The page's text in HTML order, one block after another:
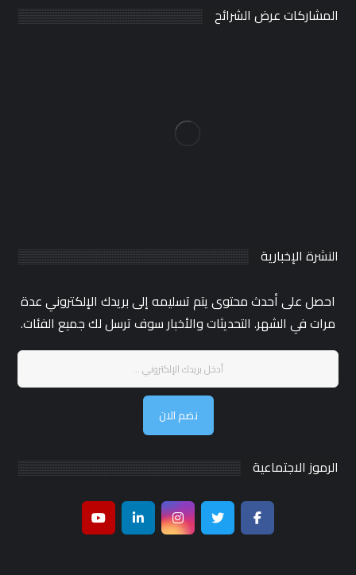
المشاركات عرض الشرائح
النشرة الإخبارية
احصل على أحدث محتوى يتم تسليمه إلى بريدك الإلكتروني عدة
مرات في الشهر. التحديثات والأخبار سوف ترسل لك جميع الفئات.
نضم الان
الرموز الاجتماعية